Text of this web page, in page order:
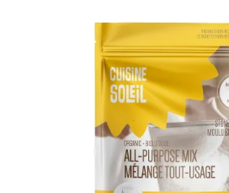
ADD TO CART /